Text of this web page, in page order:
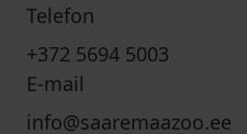
Telefon
+372 5694 5003
E-mail
info@saaremaazoo.ee